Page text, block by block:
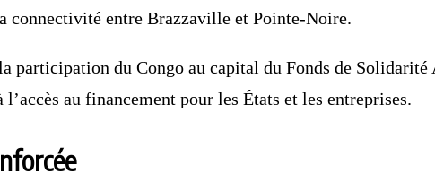
connectivité entre Brazzaville et Pointe-Noire.
participation du Congo au capital du Fonds de
au financement pour les États et les entreprises.